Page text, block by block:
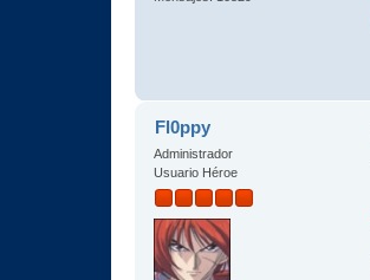
Fl0ppy
Administrador
Usuario Héroe